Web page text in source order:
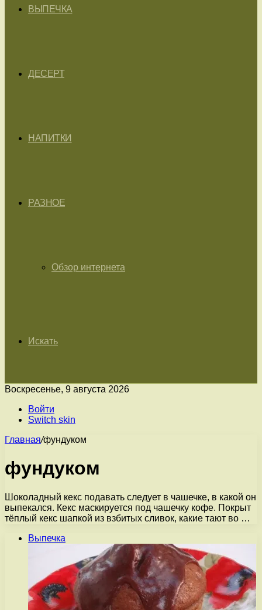
ВЫПЕЧКА
ДЕСЕРТ
НАПИТКИ
РАЗНОЕ
Обзор интернета
Искать
Воскресенье, 9 августа 2026
Войти
Switch skin
Главная/фундуком
фундуком
Шоколадный кекс подавать следует в чашечке, в какой он
выпекался. Кекс маскируется под чашечку кофе. Покрыт
тёплый кекс шапкой из взбитых сливок, какие тают во …
Выпечка